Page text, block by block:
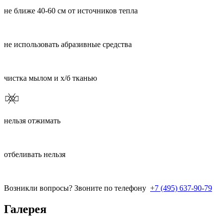
не ближе 40-60 см от источников тепла
не использовать абразивные средства
чистка мылом и х/б тканью
нельзя отжимать
отбеливать нельзя
Возникли вопросы? Звоните по телефону +7 (495) 637-90-79
Галерея